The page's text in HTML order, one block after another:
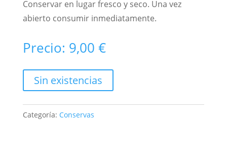
Conservar en lugar fresco y seco. Una vez
abierto consumir inmediatamente.
Precio: 9,00 €
Sin existencias
Categoría: Conservas